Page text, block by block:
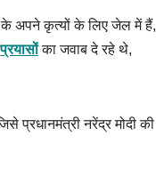
के अपने कृत्यों के लिए जेल में हैं,
प्रयासोंका जवाब दे रहे थे,
प्रधानमंत्री नरेंद्र मोदी की